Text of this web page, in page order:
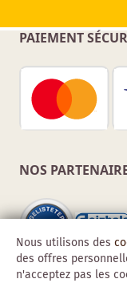
PAIEMENT
NOS
Nous utilisons des
des offres
n'acceptez pas les